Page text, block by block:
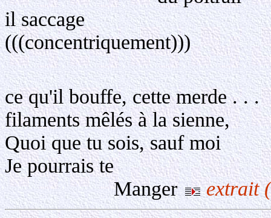
il saccage
(((concentriquement)))
ce qu'il bouffe, cette merde . . .
filaments mêlés à la sienne,
Quoi que tu sois, sauf moi
Je pourrais te
Manger
extrait